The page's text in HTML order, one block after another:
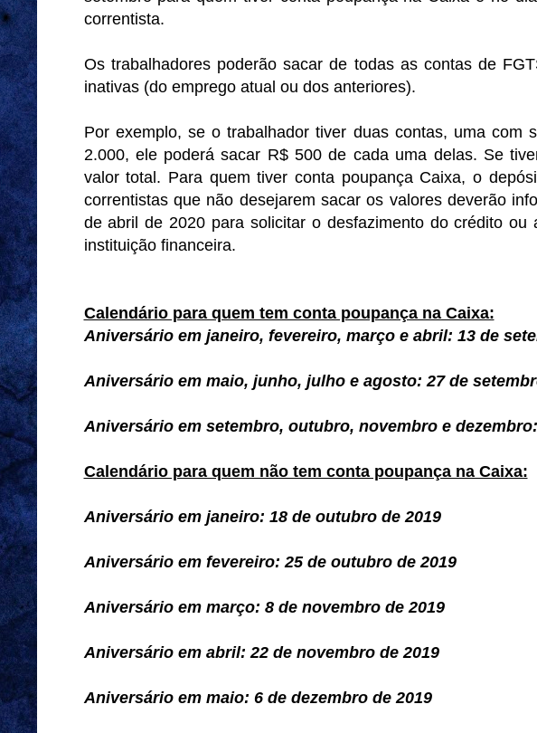
correntista.
Os trabalhadores poderão sacar de todas as contas de
inativas (do emprego atual ou dos anteriores).
Por exemplo, se o trabalhador tiver duas contas, uma com
2.000, ele poderá sacar R$ 500 de cada uma delas. Se
valor total. Para quem tiver conta poupança Caixa, o
correntistas que não desejarem sacar os valores deverão
de abril de 2020 para solicitar o desfazimento do crédito ou
instituição financeira.
Calendário para quem tem conta poupança na Caixa:
Aniversário em janeiro, fevereiro, março e abril: 13 de
Aniversário em maio, junho, julho e agosto: 27 de
Aniversário em setembro, outubro, novembro e
Calendário para quem não tem conta poupança na Caixa:
Aniversário em janeiro: 18 de outubro de 2019
Aniversário em fevereiro: 25 de outubro de 2019
Aniversário em março: 8 de novembro de 2019
Aniversário em abril: 22 de novembro de 2019
Aniversário em maio: 6 de dezembro de 2019